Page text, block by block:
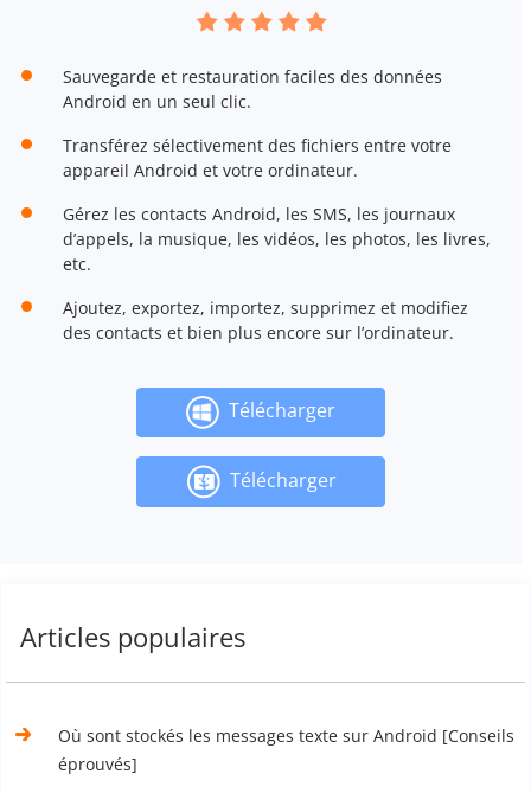
Sauvegarde et restauration faciles des données
Android en un seul clic.
Transférez sélectivement des fichiers entre votre
appareil Android et votre ordinateur.
Gérez les contacts Android, les SMS, les journaux
d’appels, la musique, les vidéos, les photos, les livres,
etc.
Ajoutez, exportez, importez, supprimez et modifiez
des contacts et bien plus encore sur l’ordinateur.
Télécharger
Télécharger
Articles populaires
Où sont stockés les messages texte sur Android [Conseils
éprouvés]